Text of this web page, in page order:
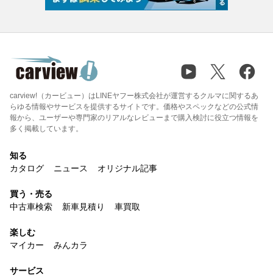
carview!（カービュー）はLINEヤフー株式会社が運営するクルマに関するあ
らゆる情報やサービスを提供するサイトです。価格やスペックなどの公式情
報から、ユーザーや専門家のリアルなレビューまで購入検討に役立つ情報を
多く掲載しています。
知る
カタログ
ニュース オリジナル記事
買う・売る
中古車検索
新車見積り 車買取
楽しむ
マイカー
みんカラ
サービス